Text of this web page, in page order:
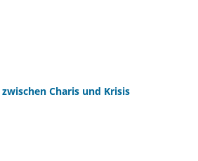
Charis und Krisis